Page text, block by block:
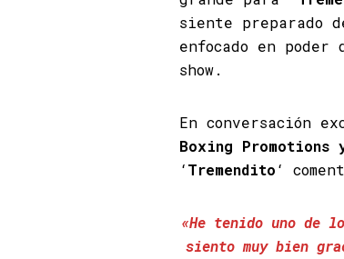
siente preparado
enfocado en
show.
En conversación
Boxing Promotions
‘Tremendito‘
«He tenido uno de
siento muy bien